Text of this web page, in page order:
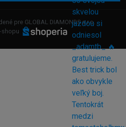
pre GLOBAL DIAMONDS s.r.o.
shopu